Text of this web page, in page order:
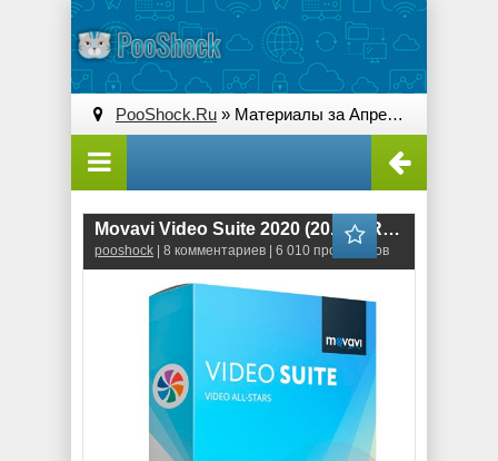
PooShock.Ru » Материалы за Апрель 2020 года » Страница 4
Movavi Video Suite 2020 (20.3.0) RePack
pooshock | 8 комментариев | 6 010 просмотров